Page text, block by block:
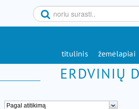
titulinis žemėlapiai